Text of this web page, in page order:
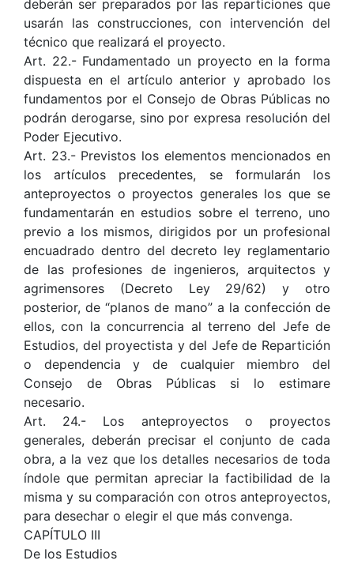
deberán ser preparados por las reparticiones que
usarán las construcciones, con intervención del
técnico que realizará el proyecto.
Art. 22.- Fundamentado un proyecto en la forma
dispuesta en el artículo anterior y aprobado los
fundamentos por el Consejo de Obras Públicas no
podrán derogarse, sino por expresa resolución del
Poder Ejecutivo.
Art. 23.- Previstos los elementos mencionados en
los artículos precedentes, se formularán los
anteproyectos o proyectos generales los que se
fundamentarán en estudios sobre el terreno, uno
previo a los mismos, dirigidos por un profesional
encuadrado dentro del decreto ley reglamentario
de las profesiones de ingenieros, arquitectos y
agrimensores (Decreto Ley 29/62) y otro
posterior, de “planos de mano” a la confección de
ellos, con la concurrencia al terreno del Jefe de
Estudios, del proyectista y del Jefe de Repartición
o dependencia y de cualquier miembro del
Consejo de Obras Públicas si lo estimare
necesario.
Art. 24.- Los anteproyectos o proyectos
generales, deberán precisar el conjunto de cada
obra, a la vez que los detalles necesarios de toda
índole que permitan apreciar la factibilidad de la
misma y su comparación con otros anteproyectos,
para desechar o elegir el que más convenga.
CAPÍTULO III
De los Estudios